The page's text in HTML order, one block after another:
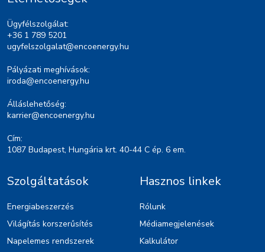
Ügyfélszolgálat:
+36 1 789 5201
ugyfelszolgalat@encoenergy.hu
Pályázati meghívások:
iroda@encoenergy.hu
Álláslehetőség:
karrier@encoenergy.hu
Cím:
1087 Budapest, Hungária krt. 40-44 C ép. 6 em.
Szolgáltatások
Energiabeszerzés
Világítás korszerűsítés
Napelemes rendszerek
Hasznos linkek
Rólunk
Médiamegjelenések
Kalkulátor